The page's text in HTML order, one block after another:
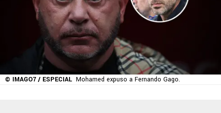
© IMAGO7 / ESPECIAL Mohamed expuso a Fernando Gago.